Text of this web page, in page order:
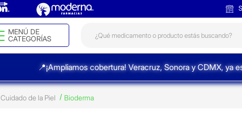
MENÚ DE
CATEGORÍAS
📍¡Ampliamos cobertura! Veracruz, Sonora y CDMX, ya
Cuidado de la Piel Bioderma